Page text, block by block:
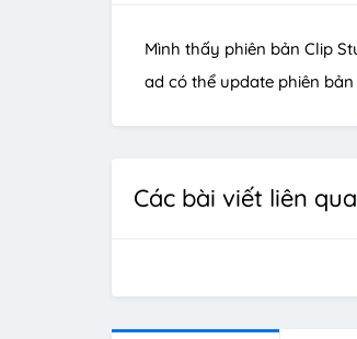
Mình thấy phiên bản Clip
ad có thể update phiên
Các bài viết liên